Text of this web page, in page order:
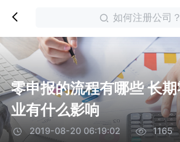
如何注册公司？
零申报的流程有哪些 长
业有什么影响
2019-08-20 06:19:02
1165